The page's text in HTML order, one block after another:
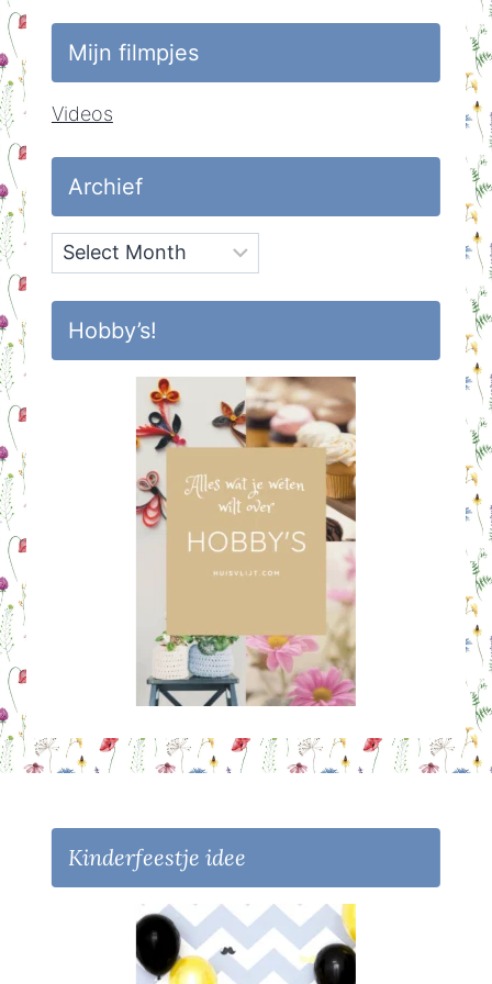
Mijn filmpjes
Videos
Archief
Archief
Hobby’s!
Kinderfeestje idee